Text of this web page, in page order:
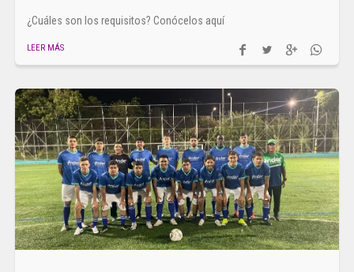
¿Cuáles son los requisitos? Conócelos aquí
LEER MÁS